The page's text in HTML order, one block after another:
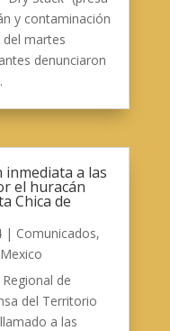
y contaminación
martes
denunciaron
inmediata a las
el huracán
Chica de
| Comunicados,
de
del Territorio
a las